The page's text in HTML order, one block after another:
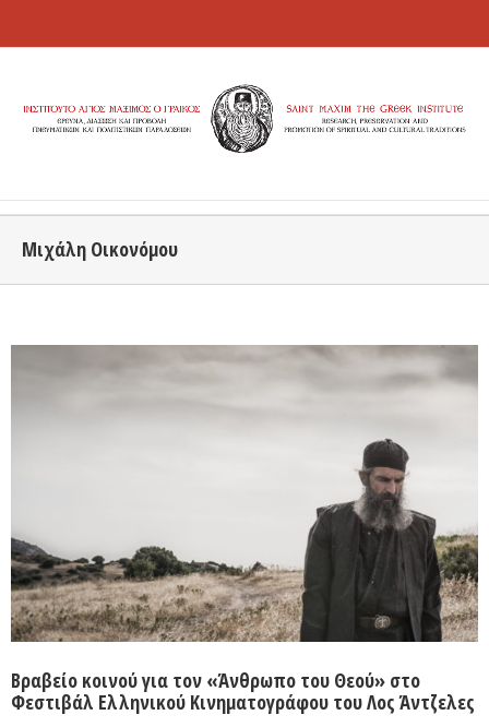
Μιχάλη Οικονόμου
Βραβείο κοινού για τον «Άνθρωπο του Θεού» στο
Φεστιβάλ Ελληνικού Κινηματογράφου του Λος Άντζελες